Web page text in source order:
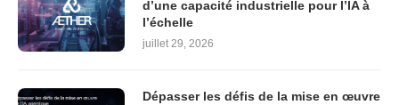
d’une capacité industrielle pour l’IA à
l’échelle
juillet 29, 2026
Dépasser les défis de la mise en œuvre